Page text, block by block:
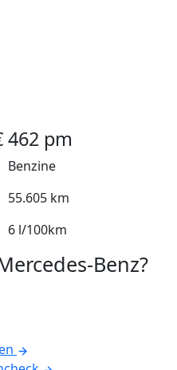
462 pm
Benzine
55.605 km
6 l/100km
Benz?